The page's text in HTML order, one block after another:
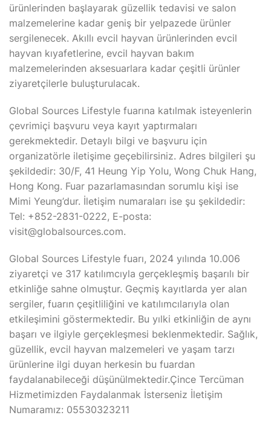
ürünlerinden başlayarak güzellik tedavisi ve salon
malzemelerine kadar geniş bir yelpazede ürünler
sergilenecek. Akıllı evcil hayvan ürünlerinden evcil
hayvan kıyafetlerine, evcil hayvan bakım
malzemelerinden aksesuarlara kadar çeşitli ürünler
ziyaretçilerle buluşturulacak.
Global Sources Lifestyle fuarına katılmak isteyenlerin
çevrimiçi başvuru veya kayıt yaptırmaları
gerekmektedir. Detaylı bilgi ve başvuru için
organizatörle iletişime geçebilirsiniz. Adres bilgileri şu
şekildedir: 30/F, 41 Heung Yip Yolu, Wong Chuk Hang,
Hong Kong. Fuar pazarlamasından sorumlu kişi ise
Mimi Yeung’dur. İletişim numaraları ise şu şekildedir:
Tel: +852-2831-0222, E-posta:
visit@globalsources.com.
Global Sources Lifestyle fuarı, 2024 yılında 10.006
ziyaretçi ve 317 katılımcıyla gerçekleşmiş başarılı bir
etkinliğe sahne olmuştur. Geçmiş kayıtlarda yer alan
sergiler, fuarın çeşitliliğini ve katılımcılarıyla olan
etkileşimini göstermektedir. Bu yılki etkinliğin de aynı
başarı ve ilgiyle gerçekleşmesi beklenmektedir. Sağlık,
güzellik, evcil hayvan malzemeleri ve yaşam tarzı
ürünlerine ilgi duyan herkesin bu fuardan
faydalanabileceği düşünülmektedir.Çince Tercüman
Hizmetimizden Faydalanmak İsterseniz İletişim
Numaramız: 05530323211